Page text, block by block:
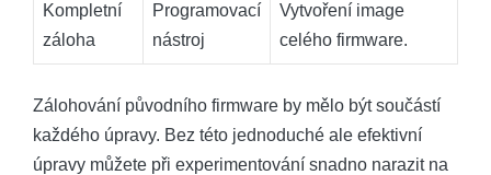
Kompletní
záloha
Programovací
nástroj
Vytvoření image
celého firmware.
Zálohování původního firmware by mělo být součástí
každého úpravy. Bez této jednoduché ale efektivní
úpravy můžete při experimentování snadno narazit na